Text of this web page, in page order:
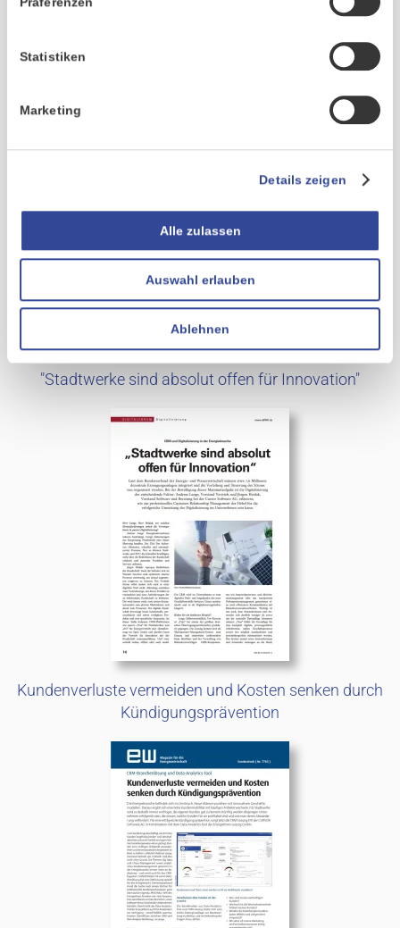
Statistiken
Marketing
Details zeigen
Alle zulassen
Auswahl erlauben
Ablehnen
Von der Kundeninteraktion zur Customer Experience
"Stadtwerke sind absolut offen für Innovation"
Kundenverluste vermeiden und Kosten senken durch
Kündigungsprävention